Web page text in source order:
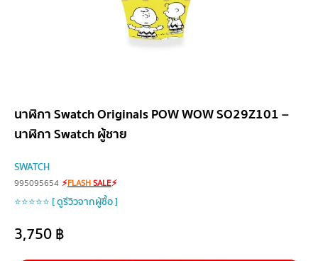
นาฬิกา Swatch Originals POW WOW SO29Z101 –
นาฬิกา Swatch ผู้ชาย
SWATCH
995095654 ⚡FLASHSALE⚡
⭐⭐⭐⭐⭐ [ ดูรีวิวจากผู้ซื้อ ]
3,750฿